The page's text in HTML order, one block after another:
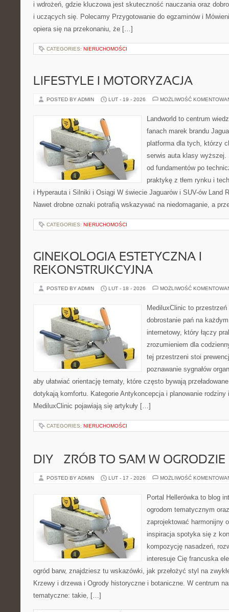
i wdrożeń, gdzie kluczowa jest skuteczność nauczania oraz
i uczących się. Polecamy Przygotowanie do egzaminów i
opiera się na przekonaniu, że […]
CATEGORIES: NIERUCHOMOŚCI
LIFESTYLE I MOTORYZACJA
POSTED BY ADMIN LUT - 19 - 2026 MOŻLIWOŚĆ
Landworld to centrum
fanach marek brandu
platforma dla tych, którzy
serwis auta klasy wyższej.
od fundamentów po
praktykę z tłem rynku i
i Hyperauta i Silniki i Osiągi W świecie Jaguarów i SUV-ów Land
Nawet drobne oznaki potrafią wskazywać na niedomaganie, a
CATEGORIES: NIERUCHOMOŚCI
GINEKOLOGIA ESTETYCZNA I
REKONSTRUKCYJNA
POSTED BY ADMIN LUT - 18 - 2026 MOŻLIWOŚĆ
MediluxClinic to
dobrostanie pań na
internetowy, który łączy
zrozumieniem dla
tej przestrzeni stoi
poznawanie sygnałów
aby ułatwiać orientację tematy, które często bywają
dotykają komfortu. Kategorie Antykoncepcja i planowanie rodziny
MediluxClinic pojawiają się artykuły […]
CATEGORIES: NIERUCHOMOŚCI
DIY – ZRÓB TO SAM W OGRODZIE
POSTED BY ADMIN LUT - 17 - 2026 MOŻLIWOŚĆ
Portal Hellerówka to blog
ogrodom tematycznym
zaprojektować harmonijny
inspiracja spotyka się z
kompozycję nasadzeń,
interesuje Cię francuska
ogród barw, znajdziesz tu wskazówki, jak przełożyć styl na
Krzewy i drzewa i Ogrody historyczne i botaniczne. W centrum
tematyczne: takie, […]